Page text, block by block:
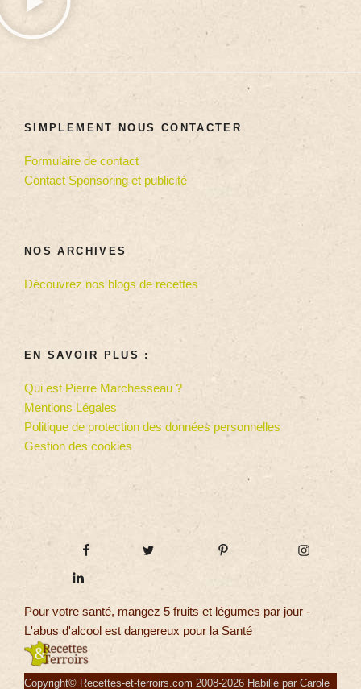
SIMPLEMENT NOUS CONTACTER
Formulaire de contact
Contact Sponsoring et publicité
NOS ARCHIVES
Découvrez nos blogs de recettes
EN SAVOIR PLUS :
Qui est Pierre Marchesseau ?
Mentions Légales
Politique de protection des données personnelles
Gestion des cookies
Pour votre santé, mangez 5 fruits et légumes par jour -
L'abus d'alcool est dangereux pour la Santé
Copyright© Recettes-et-terroirs.com 2008-2026 Habillé par Carole